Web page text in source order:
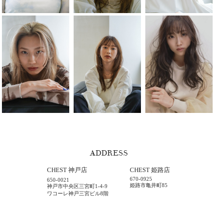
ADDRESS
CHEST 神戸店
650-0021
神戸市中央区三宮町1-4-9
ワコーレ神戸三宮ビル8階
CHEST 姫路店
670-0925
姫路市亀井町85